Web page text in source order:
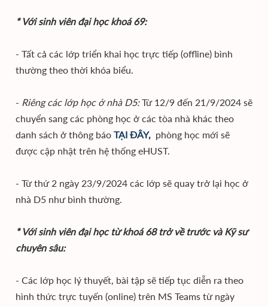
* Với sinh viên đại học khoá 69:
- Tất cả các lớp triển khai học trực tiếp (offline) bình
thường theo thời khóa biểu.
- Riêng các lớp học ở nhà D5:Từ 12/9 đến 21/9/2024 sẽ
chuyển sang các phòng học ở các tòa nhà khác theo
danh sách ở thông báo TẠI ĐÂY, phòng học mới sẽ
được cập nhật trên hệ thống eHUST.
- Từ thứ 2 ngày 23/9/2024 các lớp sẽ quay trở lại học ở
nhà D5 như bình thường.
* Với sinh viên đại học từ khoá 68 trở về trước và Kỹ sư
chuyên sâu:
- Các lớp học lý thuyết, bài tập sẽ tiếp tục diễn ra theo
hình thức trực tuyến (online) trên MS Teams từ ngày